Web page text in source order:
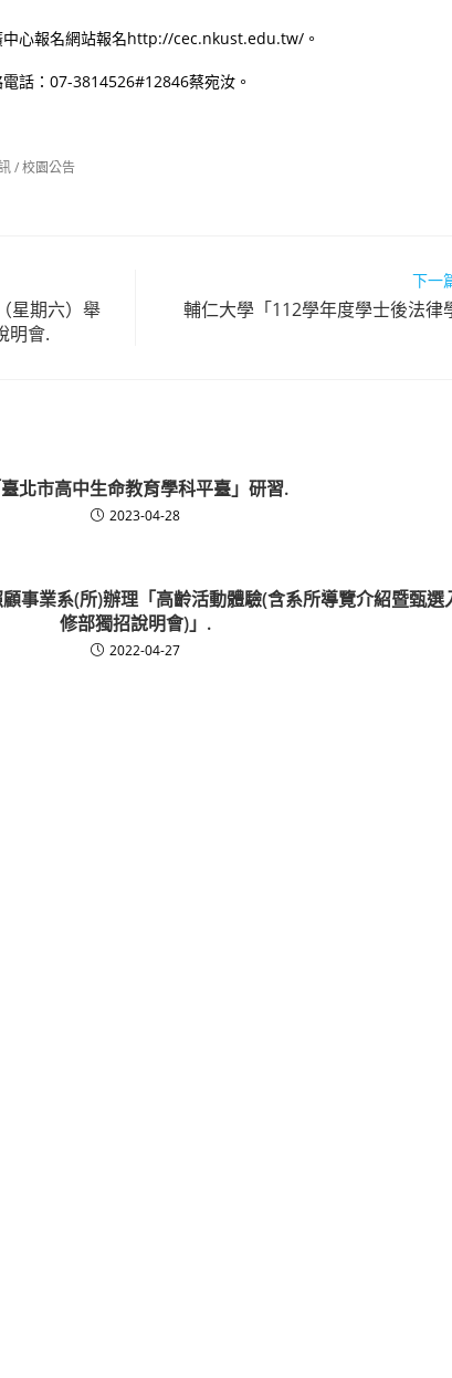
中心報名網站報名http://cec.nkust.edu.tw/。
話：07-3814526#12846蔡宛汝。
/校園公告
星期六）舉
明會.
下一
輔仁大學「112學年度學士後法律
臺北市高中生命教育學科平臺」研習.
2023-04-28
事業系(所)辦理「高齡活動體驗(含系所導覽介紹暨甄選
修部獨招說明會)」.
2022-04-27